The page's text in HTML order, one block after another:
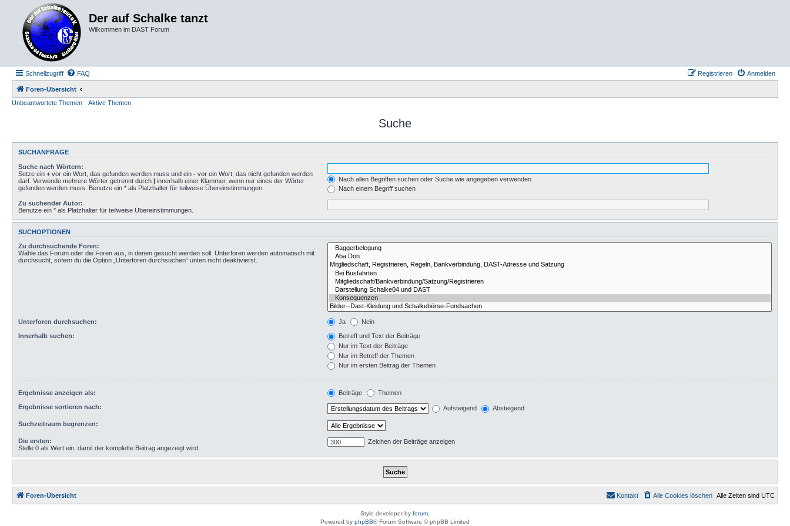
Der auf Schalke tanzt
Wilkommen im DAST Forum
Schnellzugriff FAQ Anmelden
Registrieren
Foren-Übersicht
Unbeantwortete Themen
Aktive Themen
Suche
SUCHANFRAGE
Suche nach Wörtern:
Setze ein + vor ein Wort, das gefunden werden muss und ein - vor ein Wort, das nicht gefunden werden
darf. Verwende mehrere Wörter getrennt durch | innerhalb einer Klammer, wenn nur eines der Wörter
gefunden werden muss. Benutze ein * als Platzhalter für teilweise Übereinstimmungen.
Nach allen Begriffen suchen oder Suche wie angegeben verwenden
Nach einem Begriff suchen
Zu suchender Autor:
Benutze ein * als Platzhalter für teilweise Übereinstimmungen.
SUCHOPTIONEN
Zu durchsuchende Foren:
Wähle das Forum oder die Foren aus, in denen gesucht werden soll. Unterforen werden automatisch mit
durchsucht, sofern du die Option „Unterforen durchsuchen“ unten nicht deaktivierst.
Unterforen durchsuchen: Ja Nein
Innerhalb suchen:
Betreff und Text der Beiträge
Nur im Text der Beiträge
Nur im Betreff der Themen
Nur im ersten Beitrag der Themen
Ergebnisse anzeigen als: Beiträge Themen
Ergebnisse sortieren nach: Aufsteigend Absteigend
Suchzeitraum begrenzen:
Die ersten:
Stelle 0 als Wert ein, damit der komplette Beitrag angezeigt wird.
Zeichen der Beiträge anzeigen
Foren-Übersicht Alle Zeiten sind UTC
Alle Cookies löschen
Kontakt
Style developer by forum,
Powered by phpBB® Forum Software © phpBB Limited